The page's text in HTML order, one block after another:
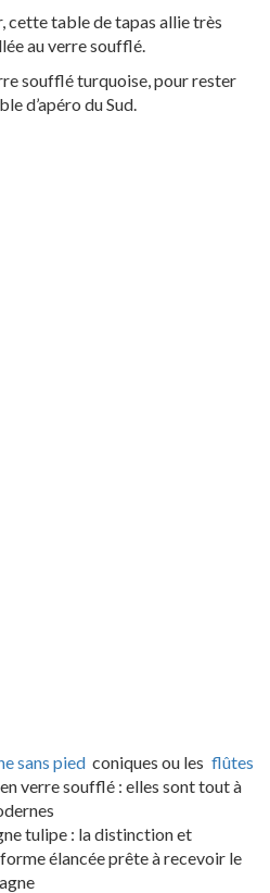
cette table de tapas allie très
au verre soufflé.
soufflé turquoise, pour rester
d’apéro du Sud.
sans pied coniques ou les flûtes
verre soufflé : elles sont tout à
tulipe : la distinction et
élancée prête à recevoir le